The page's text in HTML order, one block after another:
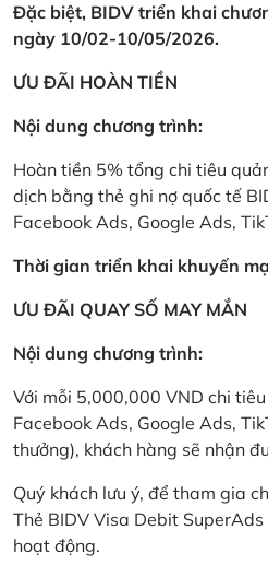
Đặc biệt, BIDV triển khai
ngày 10/02-10/05/2026.
ƯU ĐÃI HOÀN TIỀN
Nội dung chương trình:
Hoàn tiền 5% tổng chi tiêu
dịch bằng thẻ ghi nợ quốc tế
Facebook Ads, Google Ads,
Thời gian triển khai khuyến
ƯU ĐÃI QUAY SỐ MAY MẮN
Nội dung chương trình:
Với mỗi 5,000,000 VND chi
Facebook Ads, Google Ads,
thưởng), khách hàng sẽ nhận
Quý khách lưu ý, để tham gia
Thẻ BIDV Visa Debit
hoạt động.